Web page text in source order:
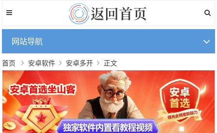
网站导航
首页 安卓软件 安卓多开 正文